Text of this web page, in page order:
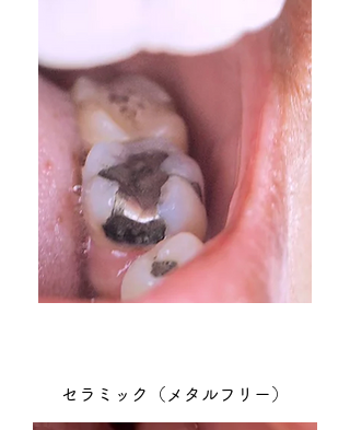
セラミック（メタルフリー）